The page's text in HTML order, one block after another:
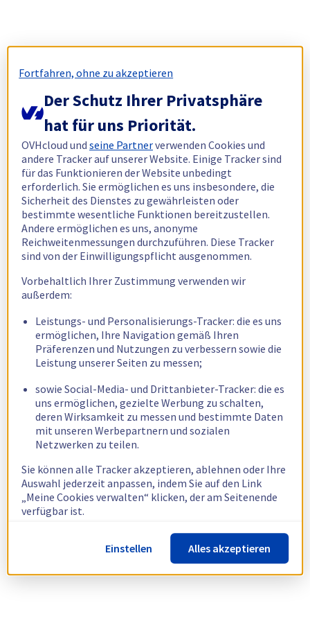
Fortfahren, ohne zu akzeptieren
Der Schutz Ihrer Privatsphäre
hat für uns Priorität.
OVHcloud undseine Partnerverwenden Cookies und
andere Tracker auf unserer Website. Einige Tracker sind
für das Funktionieren der Website unbedingt
erforderlich. Sie ermöglichen es uns insbesondere, die
Sicherheit des Dienstes zu gewährleisten oder
bestimmte wesentliche Funktionen bereitzustellen.
Andere ermöglichen es uns, anonyme
Reichweitenmessungen durchzuführen. Diese Tracker
sind von der Einwilligungspflicht ausgenommen.
Vorbehaltlich Ihrer Zustimmung verwenden wir
außerdem:
Leistungs- und Personalisierungs-Tracker: die es uns
ermöglichen, Ihre Navigation gemäß Ihren
Präferenzen und Nutzungen zu verbessern sowie die
Leistung unserer Seiten zu messen;
sowie Social-Media- und Drittanbieter-Tracker: die es
uns ermöglichen, gezielte Werbung zu schalten,
deren Wirksamkeit zu messen und bestimmte Daten
mit unseren Werbepartnern und sozialen
Netzwerken zu teilen.
Sie können alle Tracker akzeptieren, ablehnen oder Ihre
Auswahl jederzeit anpassen, indem Sie auf den Link
„Meine Cookies verwalten“ klicken, der am Seitenende
verfügbar ist.
Weitere Informationen finden Sie in unsererRichtlinie
zur Verwendung von Cookies.
Einstellen Alles akzeptieren